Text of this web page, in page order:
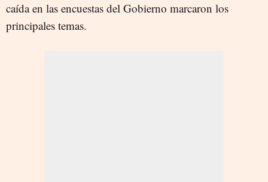
caída en las encuestas del Gobierno marcaron los
principales temas.